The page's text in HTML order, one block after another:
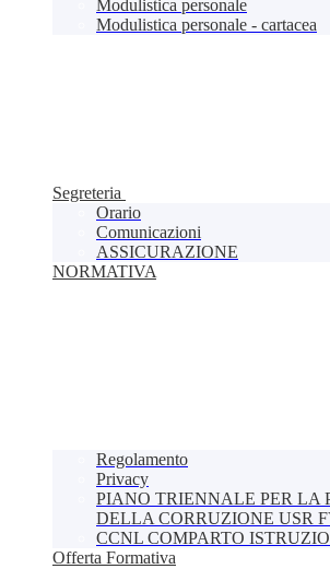
Modulistica personale
Modulistica personale - cartacea
Segreteria
Orario
Comunicazioni
ASSICURAZIONE
NORMATIVA
Regolamento
Privacy
PIANO TRIENNALE PER LA
DELLA CORRUZIONE USR
CCNL COMPARTO
Offerta Formativa